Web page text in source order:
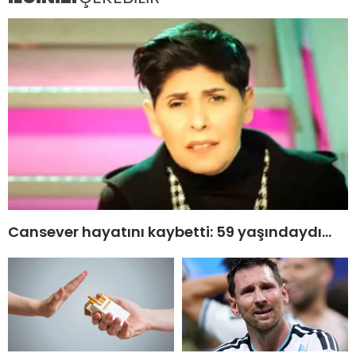
Cansever hayatını kaybetti: 59 yaşındaydı…